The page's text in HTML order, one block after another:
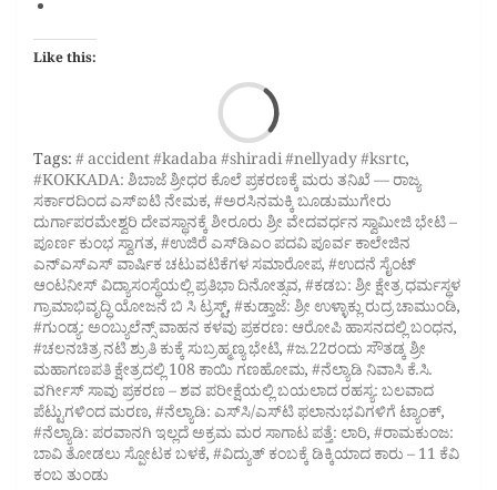
Like this:
Tags:# accident #kadaba #shiradi #nellyady #ksrtc,
#KOKKADA: ಶಿಬಾಜೆ ಶ್ರೀಧರ ಕೊಲೆ ಪ್ರಕರಣಕ್ಕೆ ಮರು ತನಿಖೆ — ರಾಜ್ಯ
ಸರ್ಕಾರದಿಂದ ಎಸ್‌ಐಟಿ ನೇಮಕ,#ಅರಸಿನಮಕ್ಕಿ ಬೂಡುಮುಗೇರು
ದುರ್ಗಾಪರಮೇಶ್ವರಿ ದೇವಸ್ಥಾನಕ್ಕೆ ಶೀರೂರು ಶ್ರೀ ವೇದವರ್ಧನ ಸ್ವಾಮೀಜಿ ಭೇಟಿ –
ಪೂರ್ಣ ಕುಂಭ ಸ್ವಾಗತ,#ಉಜಿರೆ ಎಸ್‌ಡಿಎಂ ಪದವಿ ಪೂರ್ವ ಕಾಲೇಜಿನ
ಎನ್‌ಎಸ್‌ಎಸ್ ವಾರ್ಷಿಕ ಚಟುವಟಿಕೆಗಳ ಸಮಾರೋಪ,#ಉದನೆ ಸೈಂಟ್
ಆಂಟನೀಸ್‌ ವಿದ್ಯಾಸಂಸ್ಥೆಯಲ್ಲಿ ಪ್ರತಿಭಾ ದಿನೋತ್ಸವ,#ಕಡಬ: ಶ್ರೀ ಕ್ಷೇತ್ರ ಧರ್ಮಸ್ಥಳ
ಗ್ರಾಮಾಭಿವೃದ್ಧಿ ಯೋಜನೆ ಬಿ ಸಿ ಟ್ರಸ್ಟ್‌,#ಕುಡ್ತಾಜೆ: ಶ್ರೀ ಉಳ್ಳಾಕ್ಲು ರುದ್ರ ಚಾಮುಂಡಿ,
#ಗುಂಡ್ಯ: ಅಂಬ್ಯುಲೆನ್ಸ್ ವಾಹನ ಕಳವು ಪ್ರಕರಣ: ಆರೋಪಿ ಹಾಸನದಲ್ಲಿ ಬಂಧನ,
#ಚಲನಚಿತ್ರ ನಟಿ ಶ್ರುತಿ ಕುಕ್ಕೆ ಸುಬ್ರಹ್ಮಣ್ಯ ಭೇಟಿ,#ಜ.22ರಂದು ಸೌತಡ್ಕ ಶ್ರೀ
ಮಹಾಗಣಪತಿ ಕ್ಷೇತ್ರದಲ್ಲಿ 108 ಕಾಯಿ ಗಣಹೋಮ,#ನೆಲ್ಯಾಡಿ ನಿವಾಸಿ ಕೆ.ಸಿ.
ವರ್ಗೀಸ್ ಸಾವು ಪ್ರಕರಣ – ಶವ ಪರೀಕ್ಷೆಯಲ್ಲಿ ಬಯಲಾದ ರಹಸ್ಯ: ಬಲವಾದ
ಪೆಟ್ಟುಗಳಿಂದ ಮರಣ,#ನೆಲ್ಯಾಡಿ: ಎಸ್‌ಸಿ/ಎಸ್‌ಟಿ ಫಲಾನುಭವಿಗಳಿಗೆ ಟ್ಯಾಂಕ್,
#ನೆಲ್ಯಾಡಿ: ಪರವಾನಗಿ ಇಲ್ಲದೆ ಅಕ್ರಮ ಮರ ಸಾಗಾಟ ಪತ್ತೆ: ಲಾರಿ,#ರಾಮಕುಂಜ:
ಬಾವಿ ತೋಡಲು ಸ್ಪೋಟಕ ಬಳಕೆ,#ವಿದ್ಯುತ್ ಕಂಬಕ್ಕೆ ಡಿಕ್ಕಿಯಾದ ಕಾರು – 11 ಕೆವಿ
ಕಂಬ ತುಂಡು